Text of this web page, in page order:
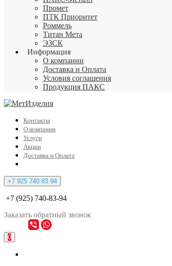
Промет
ПТК Приоритет
Роммель
Титан Мета
ЭЗСК
Информация
О компании
Доставка и Оплата
Условия соглашения
Продукция ПАКС
Контакты
О компании
Услуги
Акции
Доставка и Оплата
+7 925 740 83 94
+7 (925) 740-83-94
Заказать обратный звонок
0